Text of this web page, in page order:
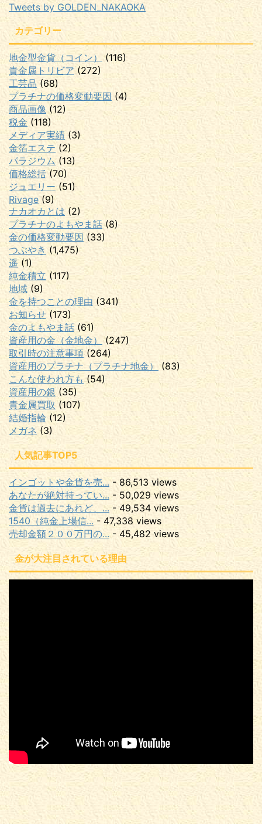
Tweets by GOLDEN_NAKAOKA
カテゴリー
地金型金貨（コイン） (116)
貴金属トリビア(272)
工芸品 (68)
プラチナの価格変動要因 (4)
商品画像 (12)
税金 (118)
メディア実績 (3)
金箔エステ (2)
パラジウム(13)
価格総括(70)
ジュエリー (51)
Rivage (9)
ナカオカとは (2)
プラチナのよもやま話(8)
金の価格変動要因 (33)
つぶやき (1,475)
遥(1)
純金積立 (117)
地域 (9)
金を持つことの理由 (341)
お知らせ (173)
金のよもやま話 (61)
資産用の金（金地金） (247)
取引時の注意事項 (264)
資産用のプラチナ（プラチナ地金）
(83)
こんな使われ方も (54)
資産用の銀 (35)
貴金属買取 (107)
結婚指輪 (12)
メガネ (3)
人気記事TOP5
インゴットや金貨を売... - 86,513 views
あなたが絶対持ってい... - 50,029 views
金貨は過去にあれど、... - 49,534 views
1540（純金上場信... - 47,338 views
売却金額２００万円の... - 45,482 views
金が大注目されている理由